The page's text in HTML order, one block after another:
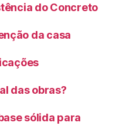
do Concreto
da casa
das obras?
sólida para